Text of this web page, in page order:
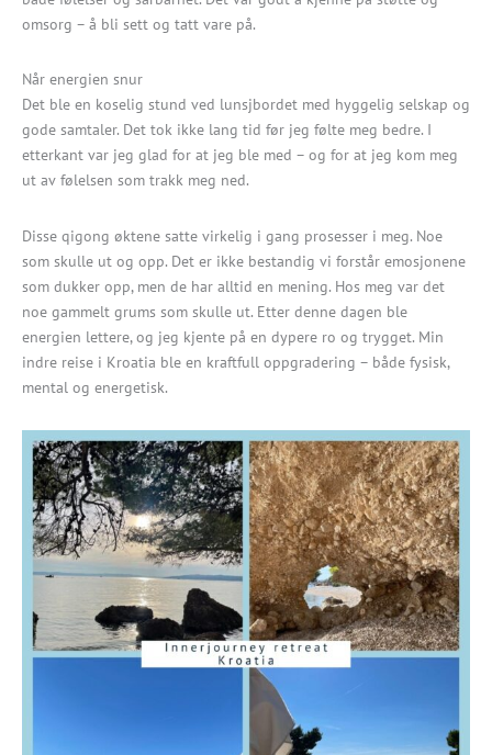
omsorg – å bli sett og tatt vare på.
Når energien snur
Det ble en koselig stund ved lunsjbordet med hyggelig selskap og
gode samtaler. Det tok ikke lang tid før jeg følte meg bedre. I
etterkant var jeg glad for at jeg ble med – og for at jeg kom meg
ut av følelsen som trakk meg ned.
Disse qigong øktene satte virkelig i gang prosesser i meg. Noe
som skulle ut og opp. Det er ikke bestandig vi forstår emosjonene
som dukker opp, men de har alltid en mening. Hos meg var det
noe gammelt grums som skulle ut. Etter denne dagen ble
energien lettere, og jeg kjente på en dypere ro og trygget. Min
indre reise i Kroatia ble en kraftfull oppgradering – både fysisk,
mental og energetisk.